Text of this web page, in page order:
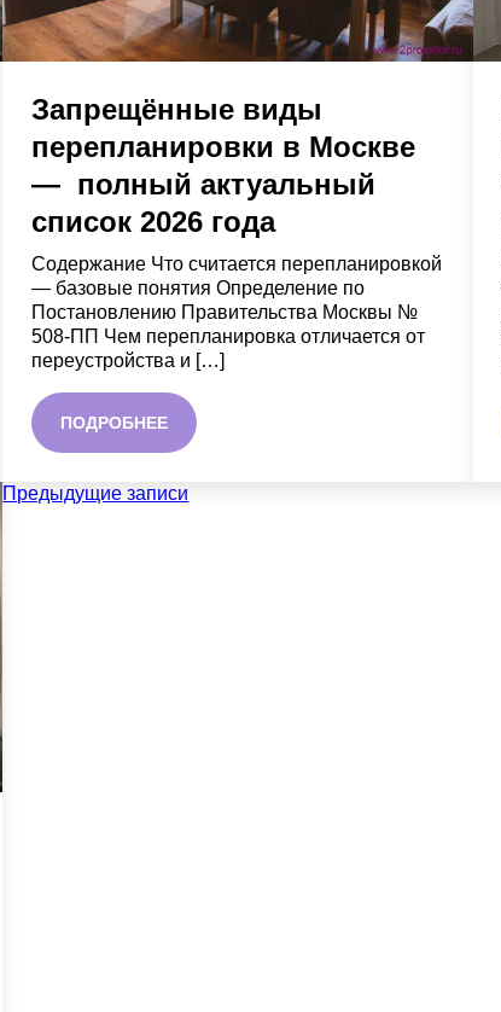
Запрещённые виды
перепланировки в Москве
— полный актуальный
список 2026 года
Содержание Что считается перепланировкой
— базовые понятия Определение по
Постановлению Правительства Москвы №
508-ПП Чем перепланировка отличается от
переустройства и […]
ПОДРОБНЕЕ
Навигация
Предыдущие записи